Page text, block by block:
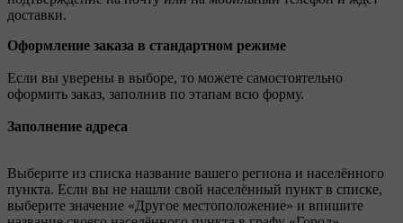
доставки.
Оформление заказа в стандартном режиме
Если вы уверены в выборе, то можете самостоятельно
оформить заказ, заполнив по этапам всю форму.
Заполнение адреса
Выберите из списка название вашего региона и населённого
пункта. Если вы не нашли свой населённый пункт в списке,
выберите значение «Другое местоположение» и впишите